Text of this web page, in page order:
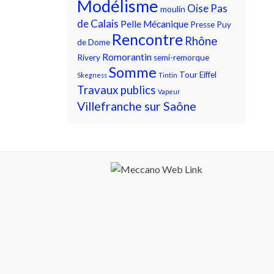
Modélisme moulin Oise Pas
de Calais Pelle Mécanique Presse Puy
de Dome Rencontre Rhône
Rivery Romorantin semi-remorque
Skegness Somme Tintin Tour Eiffel
Travaux publics Vapeur
Villefranche sur Saône